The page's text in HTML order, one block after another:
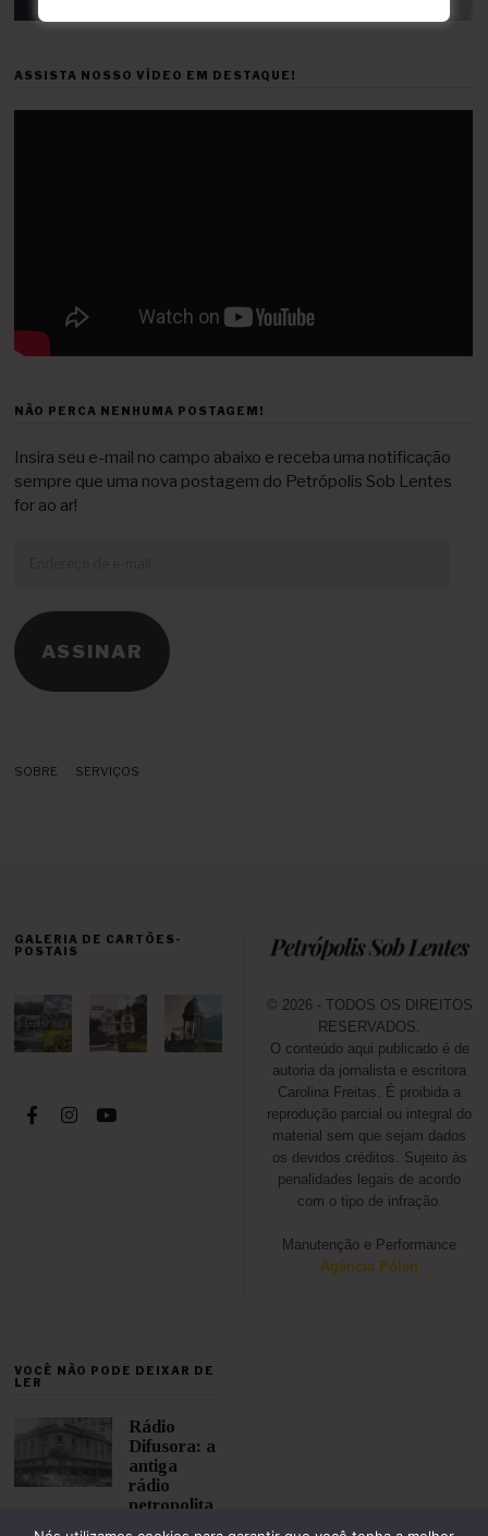
ASSISTA NOSSO VÍDEO EM DESTAQUE!
NÃO PERCA NENHUMA POSTAGEM!
Insira seu e-mail no campo abaixo e receba uma notificação
sempre que uma nova postagem do Petrópolis Sob Lentes
for ao ar!
mail
ASSINAR
SOBRE SERVIÇOS
GALERIA DE CARTÕES-
POSTAIS
© 2026 - TODOS OS DIREITOS
RESERVADOS.
O conteúdo aqui publicado é de
autoria da jornalista e escritora
Carolina Freitas. É proibida a
reprodução parcial ou integral do
material sem que sejam dados
os devidos créditos. Sujeito às
penalidades legais de acordo
com o tipo de infração.
Manutenção e Performance
Agência Pólen
VOCÊ NÃO PODE DEIXAR DE
LER
Rádio
Difusora: a
antiga
rádio
petropolita